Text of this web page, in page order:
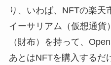
り、いわば、NFTの楽天
イーサリアム（仮想通貨
（財布）を持って、
あとはNFTを購入するだ